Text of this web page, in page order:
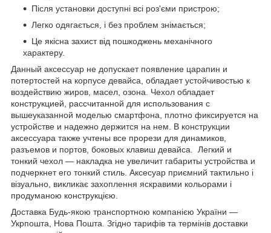
Після установки доступні всі роз'єми пристрою;
Легко одягається, і без проблем знімається;
Це якісна захист від пошкоджень механічного
характеру.
Данный аксессуар не допускает появление царапин и
потертостей на корпусе девайса, обладает устойчивостью к
воздействию жиров, масел, озона. Чехол обладает
конструкцией, рассчитанной для использования с
вышеуказанной моделью смартфона, плотно фиксируется на
устройстве и надежно держится на нем. В конструкции
аксессуара также учтены все прорези для динамиков,
разъемов и портов, боковых клавиш девайса. Легкий и
тонкий чехол ― накладка не увеличит габариты устройства и
подчеркнет его тонкий стиль. Аксесуар приємний тактильно і
візуально, викликає захоплення яскравими кольорами і
продуманою конструкцією.
Доставка Будь-якою транспортною компанією України ―
Укрпошта, Нова Пошта. Згідно тарифів та термінів доставки